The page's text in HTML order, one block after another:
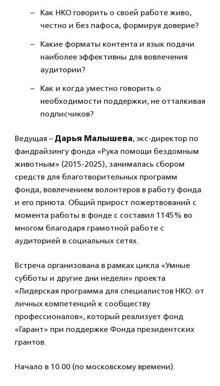
Как НКО говорить о своей работе живо,
честно и без пафоса, формируя доверие?
Какие форматы контента и язык подачи
наиболее эффективны для вовлечения
аудитории?
Как и когда уместно говорить о
необходимости поддержки, не отталкивая
подписчиков?
Ведущая – Дарья Малышева, экс-директор по
фандрайзингу фонда «Рука помощи бездомным
животным» (2015-2025), занималась сбором
средств для благотворительных программ
фонда, вовлечением волонтеров в работу фонда
и его приюта. Общий прирост пожертвований с
момента работы в фонде с составил 1145% во
многом благодаря грамотной работе с
аудиторией в социальных сетях.
Встреча организована в рамках цикла «Умные
субботы и другие дни недели» проекта
«Лидерская программа для специалистов НКО: от
личных компетенций к сообществу
профессионалов», который реализует фонд
«Гарант» при поддержке Фонда президентских
грантов.
Начало в 10.00 (по московскому времени).